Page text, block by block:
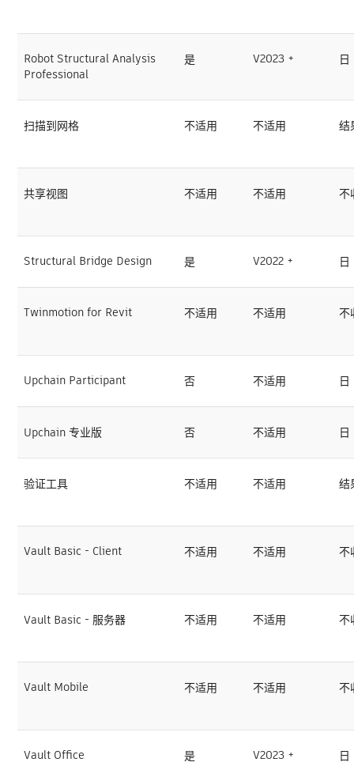
Robot Structural Analysis
Professional
是 V2023 + 日
扫描到网格 不适用 不适用 结
共享视图 不适用 不适用 不
Structural Bridge Design 是 V2022 + 日
Twinmotion for Revit 不适用 不适用 不
Upchain Participant 否 不适用 日
Upchain 专业版 否 不适用 日
验证工具 不适用 不适用 结
Vault Basic - Client 不适用 不适用 不
Vault Basic - 服务器 不适用 不适用 不
Vault Mobile 不适用 不适用 不
Vault Office 是 V2023 + 日